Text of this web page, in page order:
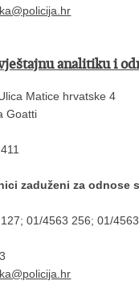
analitiku i
Matice hrvatske 4
Goatti
zaduženi za odnose
01/4563 256; 01/